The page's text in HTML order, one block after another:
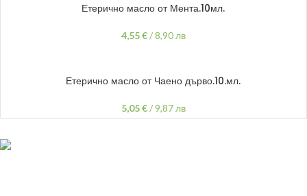
Етерично масло от Мента.10мл.
4,55€ / 8,90 лв
Етерично масло от Чаено дърво.10.мл.
5,05€ / 9,87 лв